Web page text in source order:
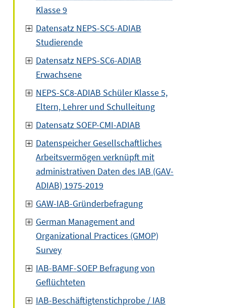
Klasse 9
Datensatz NEPS-SC5-ADIAB
Studierende
Datensatz NEPS-SC6-ADIAB
Erwachsene
NEPS-SC8-ADIAB Schüler Klasse 5,
Eltern, Lehrer und Schulleitung
Datensatz SOEP-CMI-ADIAB
Datenspeicher Gesellschaftliches
Arbeitsvermögen verknüpft mit
administrativen Daten des IAB (GAV-
ADIAB) 1975-2019
GAW-IAB-Gründerbefragung
German Management and
Organizational Practices (GMOP)
Survey
IAB-BAMF-SOEP Befragung von
Geflüchteten
IAB-Beschäftigtenstichprobe / IAB